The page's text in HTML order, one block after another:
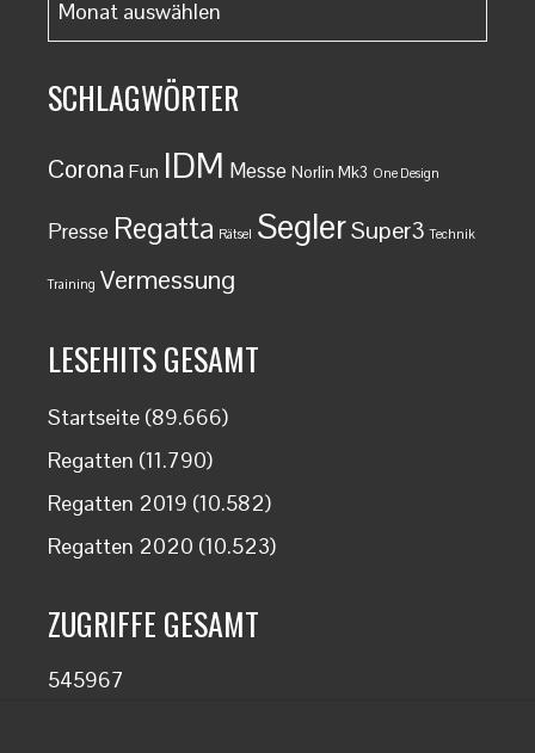
monatlich
SCHLAGWÖRTER
Corona Fun IDM Messe Norlin Mk3 One Design
Presse Regatta Rätsel SeglerSuper3 Technik
Training Vermessung
LESEHITS GESAMT
Startseite (89.666)
Regatten (11.790)
Regatten 2019 (10.582)
Regatten 2020 (10.523)
ZUGRIFFE GESAMT
545967